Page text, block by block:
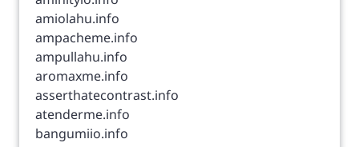
amiolahu.info
ampacheme.info
ampullahu.info
aromaxme.info
asserthatecontrast.info
atenderme.info
bangumiio.info